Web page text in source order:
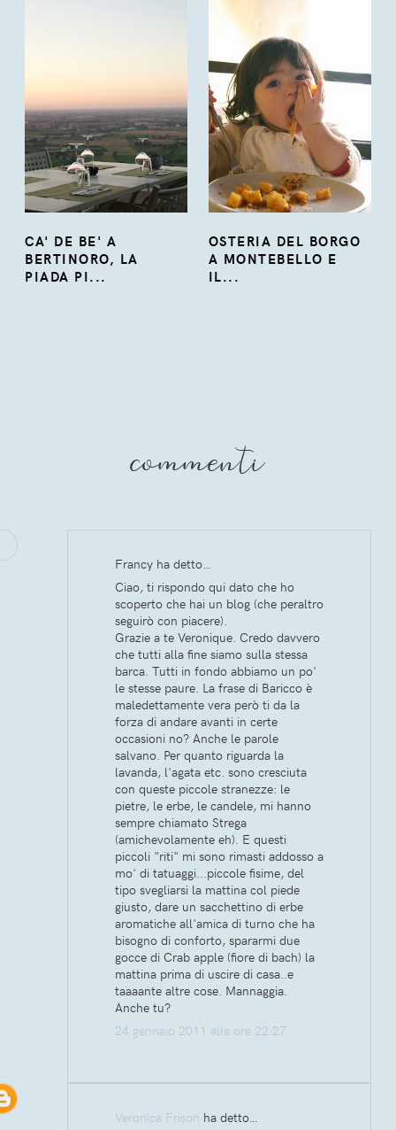
CA' DE BE' A
BERTINORO, LA
PIADA PI...
OSTERIA DEL BORGO
A MONTEBELLO E
IL...
commenti
Francy ha detto…
Ciao, ti rispondo qui dato che ho
scoperto che hai un blog (che peraltro
seguirò con piacere).
Grazie a te Veronique. Credo davvero
che tutti alla fine siamo sulla stessa
barca. Tutti in fondo abbiamo un po'
le stesse paure. La frase di Baricco è
maledettamente vera però ti da la
forza di andare avanti in certe
occasioni no? Anche le parole
salvano. Per quanto riguarda la
lavanda, l'agata etc. sono cresciuta
con queste piccole stranezze: le
pietre, le erbe, le candele, mi hanno
sempre chiamato Strega
(amichevolamente eh). E questi
piccoli "riti" mi sono rimasti addosso a
mo' di tatuaggi...piccole fisime, del
tipo svegliarsi la mattina col piede
giusto, dare un sacchettino di erbe
aromatiche all'amica di turno che ha
bisogno di conforto, spararmi due
gocce di Crab apple (fiore di bach) la
mattina prima di uscire di casa..e
taaaante altre cose. Mannaggia.
Anche tu?
24 gennaio 2011 alle ore 22:27
Veronica Frison ha detto…